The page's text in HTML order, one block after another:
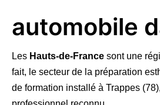
automobile
Les Hauts-de-France sont une
fait, le secteur de la préparation
de formation installé à Trappes